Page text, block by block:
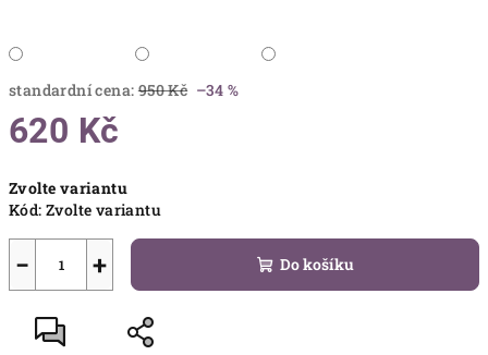
standardní cena: 950 Kč –34 %
620 Kč
cena:
Zvolte variantu
Kód: Zvolte variantu
+
− Do košíku